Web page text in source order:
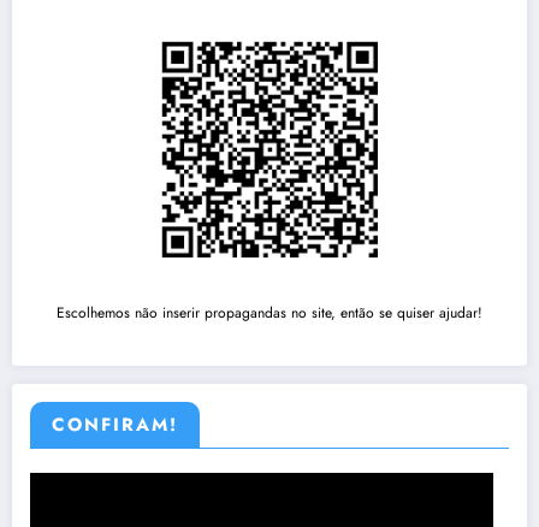
Escolhemos não inserir propagandas no site, então se quiser ajudar!
CONFIRAM!